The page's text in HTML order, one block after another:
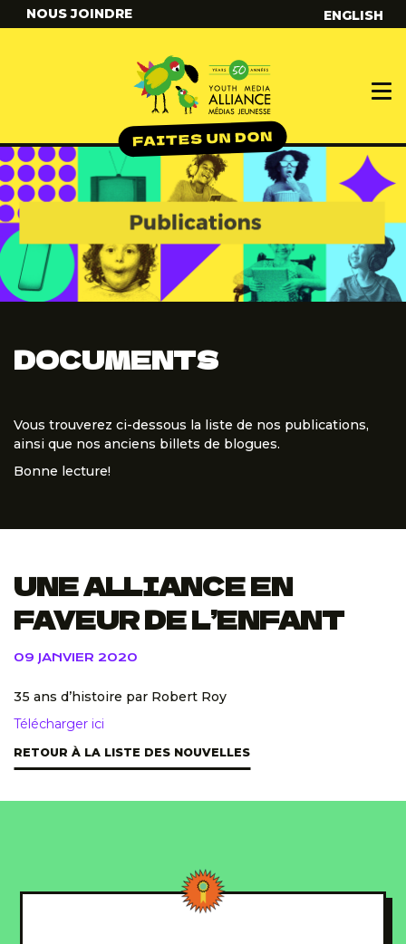
NOUS JOINDRE ENGLISH
DOCUMENTS
Vous trouverez ci-dessous la liste de nos publications,
ainsi que nos anciens billets de blogues.
Bonne lecture!
UNE ALLIANCE EN
FAVEUR DE L’ENFANT
09 JANVIER 2020
35 ans d’histoire par Robert Roy
Télécharger ici
RETOUR À LA LISTE DES NOUVELLES